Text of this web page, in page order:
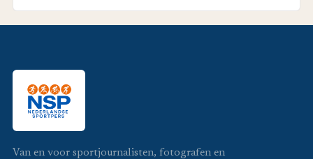
Van en voor sportjournalisten, fotografen en